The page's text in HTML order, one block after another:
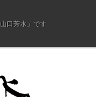
口芳水」です